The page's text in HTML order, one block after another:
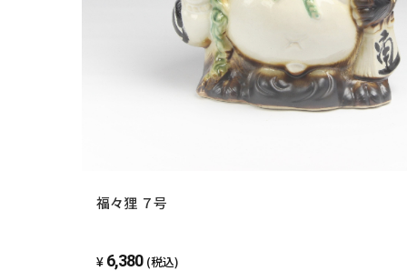
福々狸 ７号
6,380 (税込)